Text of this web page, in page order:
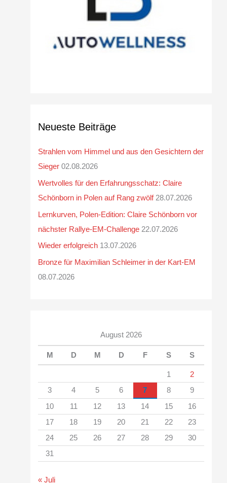
Neueste Beiträge
Strahlen vom Himmel und aus den Gesichtern der
Sieger 02.08.2026
Wertvolles für den Erfahrungsschatz: Claire
Schönborn in Polen auf Rang zwölf 28.07.2026
Lernkurven, Polen-Edition: Claire Schönborn vor
nächster Rallye-EM-Challenge 22.07.2026
Wieder erfolgreich 13.07.2026
Bronze für Maximilian Schleimer in der Kart-EM
08.07.2026
August 2026
M D M D F S S
1
2
3
4 5 6 7 8
9
10
11 12 13 14 15
16
17
18 19 20 21 22
23
24
25 26 27 28 29
30
31
« Juli